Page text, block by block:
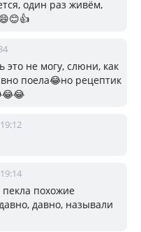
один раз живём,
это не могу, слюни, как
поела😂но рецептик
пекла похожие
давно, называли